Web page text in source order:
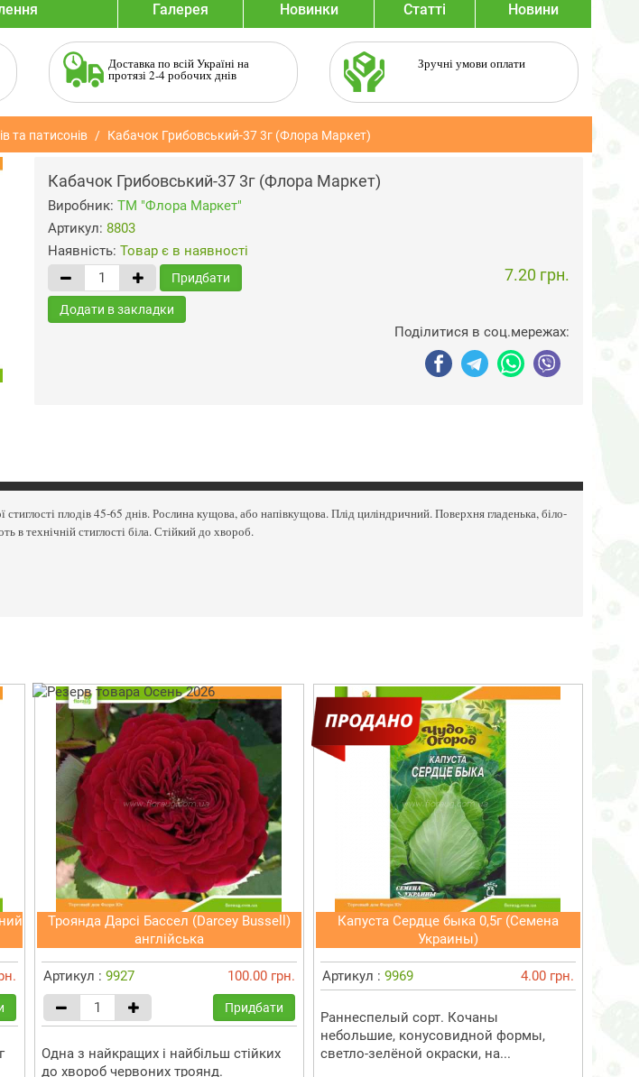
Галерея Новинки Статті Новини
Доставка по всій Україні на
протязі 2-4 робочих днів
Зручні умови оплати
та патисонів Кабачок Грибовський-37 3г (Флора Маркет)
Кабачок Грибовський-37 3г (Флора Маркет)
Виробник: ТМ "Флора Маркет"
Артикул: 8803
Наявність: Товар є в наявності
Придбати 7.20 грн.
Додати в закладки
Поділитися в соц.мережах:
стиглості плодів 45-65 днів. Рослина кущова, або напівкущова. Плід циліндричний. Поверхня гладенька, біло-
в технічній стиглості біла. Стійкий до хвороб.
Троянда Дарсі Бассел (Darcey Bussell)
англійська
Артикул : 9927 100.00 грн.
Придбати
Одна з найкращих і найбільш стійких
до хвороб червоних троянд.
Капуста Сердце быка 0,5г (Семена
Украины)
Артикул : 9969 4.00 грн.
Раннеспелый сорт. Кочаны
небольшие, конусовидной формы,
светло-зелёной окраски, на...